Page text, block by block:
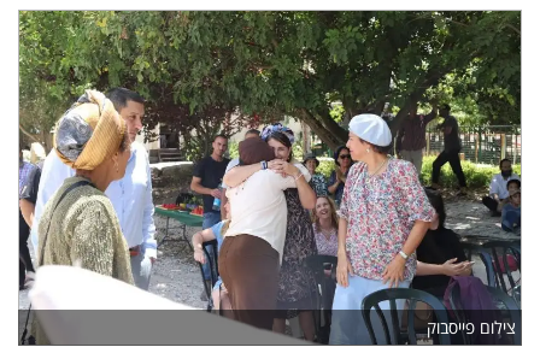
צילום פייסבוק